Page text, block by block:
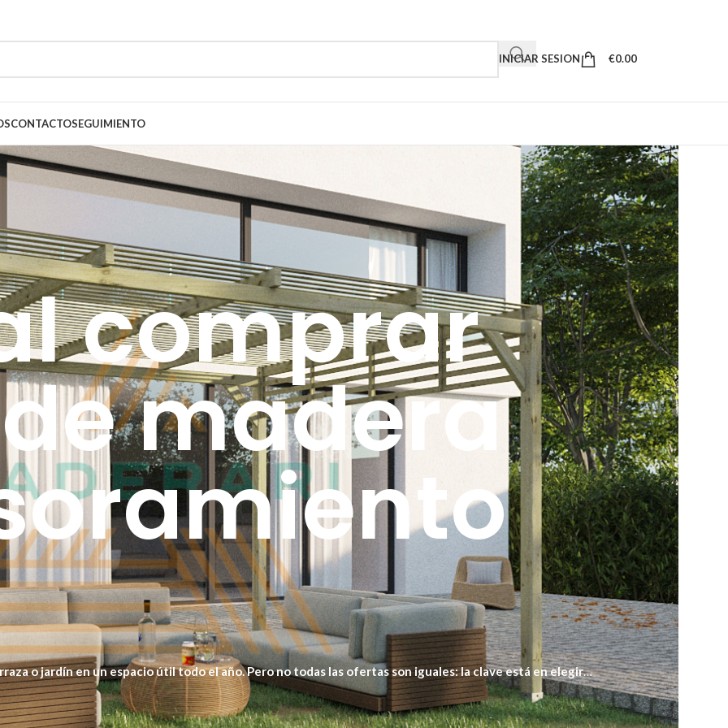
INICIAR SESION €0.00
CONTACTOSEGUIMIENTO
comprar
madera
o jardín en un espacio útil todo el año. Pero no todas las ofertas son iguales: la clave está en elegir
futuros.